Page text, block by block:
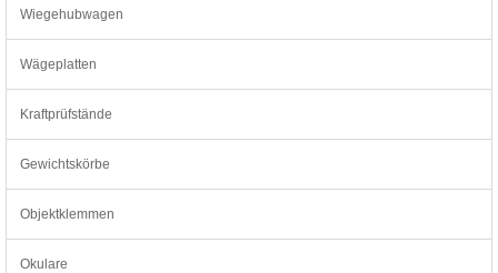
Wiegehubwagen
Wägeplatten
Kraftprüfstände
Gewichtskörbe
Objektklemmen
Okulare